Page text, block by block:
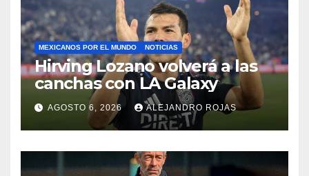
MEXICANOS POR EL MUNDO NOTICIAS
Hirving Lozano volverá a las
canchas con LA Galaxy
AGOSTO 6, 2026 ALEJANDRO ROJAS